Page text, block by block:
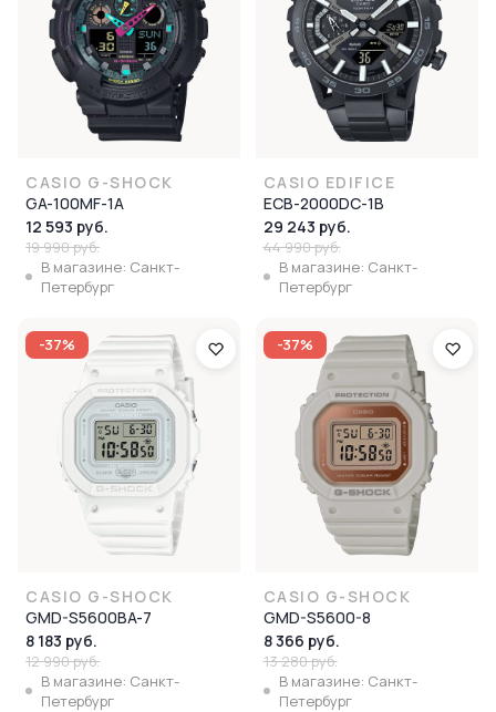
CASIO G-SHOCK
GA-100MF-1A
12 593 руб.
19 990 руб.
В магазине: Санкт-
Петербург
CASIO EDIFICE
ECB-2000DC-1B
29 243 руб.
44 990 руб.
В магазине: Санкт-
Петербург
-37%
CASIO G-SHOCK
GMD-S5600BA-7
8 183 руб.
12 990 руб.
В магазине: Санкт-
Петербург
-37%
CASIO G-SHOCK
GMD-S5600-8
8 366 руб.
13 280 руб.
В магазине: Санкт-
Петербург